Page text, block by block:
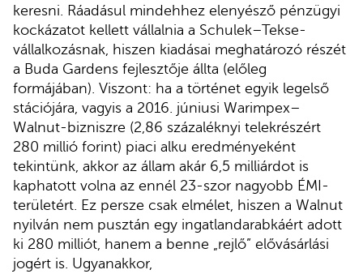
keresni. Ráadásul mindehhez elenyésző pénzügyi
kockázatot kellett vállalnia a Schulek–Tekse-
vállalkozásnak, hiszen kiadásai meghatározó részét
a Buda Gardens fejlesztője állta (előleg
formájában). Viszont: ha a történet egyik legelső
stációjára, vagyis a 2016. júniusi Warimpex–
Walnut-bizniszre (2,86 százaléknyi telekrészért
280 millió forint) piaci alku eredményeként
tekintünk, akkor az állam akár 6,5 milliárdot is
kaphatott volna az ennél 23-szor nagyobb ÉMI-
területért. Ez persze csak elmélet, hiszen a Walnut
nyilván nem pusztán egy ingatlandarabkáért adott
ki 280 milliót, hanem a benne „rejlő” elővásárlási
jogért is. Ugyanakkor,